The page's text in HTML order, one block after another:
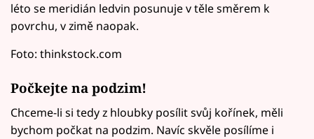
léto se meridián ledvin posunuje v těle směrem k
povrchu, v zimě naopak.
Foto: thinkstock.com
Počkejte na podzim!
Chceme-li si tedy z hloubky posílit svůj kořínek, měli
bychom počkat na podzim. Navíc skvěle posílíme i